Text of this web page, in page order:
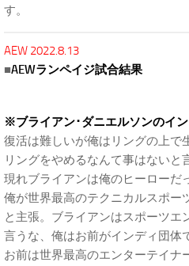
す。
AEW 2022.8.13
■AEWランペイジ試合結果
※ブライアン･ダニエルソンのイン
復活は難しいが俺はリングの上で
リングをやめるなんて事はないと
現れブライアンは俺のヒーローだ
俺が世界最高のテクニカルスポー
と主張。ブライアンはスポーツエ
言うな、俺はお前がインディ団体
お前は世界最高のエンターテイナ